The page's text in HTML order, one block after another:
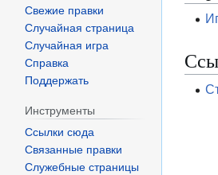
Свежие правки
Случайная страница
Случайная игра
Справка
Поддержать
Инструменты
Ссылки сюда
Связанные правки
Служебные страницы